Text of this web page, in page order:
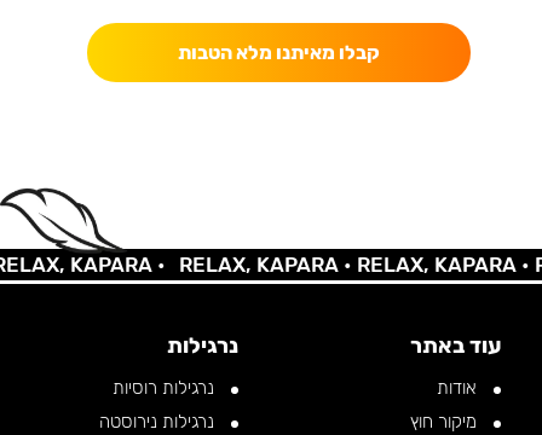
קבלו מאיתנו מלא הטבות
KAPARA • RELAX, KAPARA •RELAX, KAPARA •
עוד באתר
אודות
מיקור חוץ
נרגילות
נרגילות רוסיות
נרגילות נירוסטה